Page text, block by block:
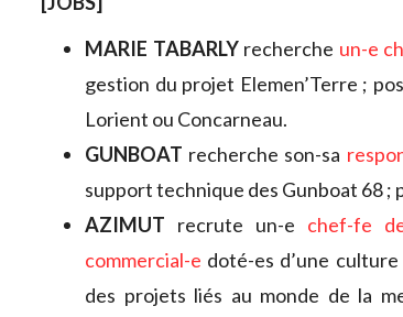
MARIE TABARLYrecherche un-e
gestion du projet Elemen’Terre ;
Lorient ou Concarneau.
GUNBOAT recherche son-sa
support technique des Gunboat 68 ;
AZIMUT recrute un-e chef-fe
commercial-e doté-es d’une
des projets liés au monde de la